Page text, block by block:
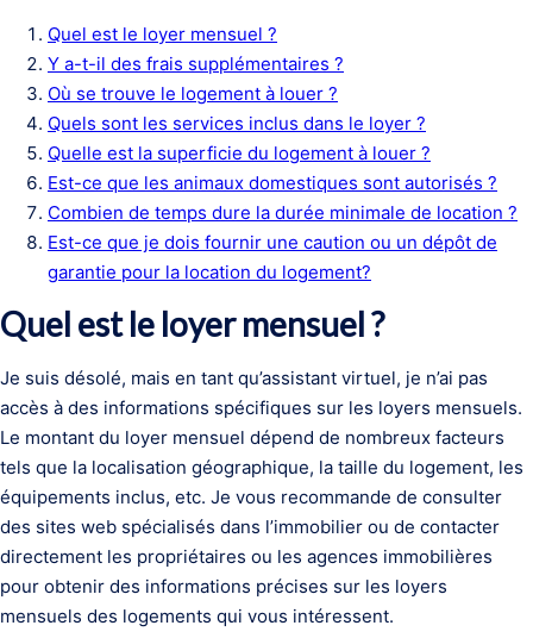
Quel est le loyer mensuel ?
Y a-t-il des frais supplémentaires ?
Où se trouve le logement à louer ?
Quels sont les services inclus dans le loyer ?
Quelle est la superficie du logement à louer ?
Est-ce que les animaux domestiques sont autorisés ?
Combien de temps dure la durée minimale de location ?
Est-ce que je dois fournir une caution ou un dépôt de
garantie pour la location du logement?
Quel est le loyer mensuel ?
Je suis désolé, mais en tant qu’assistant virtuel, je n’ai pas
accès à des informations spécifiques sur les loyers mensuels.
Le montant du loyer mensuel dépend de nombreux facteurs
tels que la localisation géographique, la taille du logement, les
équipements inclus, etc. Je vous recommande de consulter
des sites web spécialisés dans l’immobilier ou de contacter
directement les propriétaires ou les agences immobilières
pour obtenir des informations précises sur les loyers
mensuels des logements qui vous intéressent.